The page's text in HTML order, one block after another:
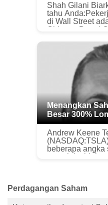
Shah Gilani Biarkan saya memberi
tahu
di Wall Street
Chicago Board
sebelum
Menangkan
Besar 300%
Andrew Keene Tesla Inc.
beberapa angka
tengah
Perdagangan Saham